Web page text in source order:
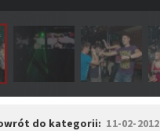
do kategorii: 11-02-2012